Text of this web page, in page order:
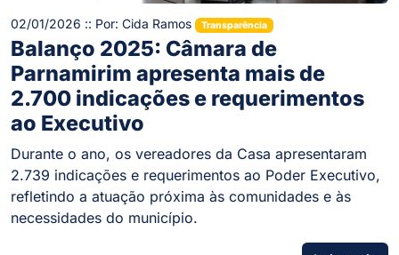
02/01/2026 :: Por: Cida Ramos Transparência
Balanço 2025: Câmara de
Parnamirim apresenta mais de
2.700 indicações e requerimentos
ao Executivo
Durante o ano, os vereadores da Casa apresentaram
2.739 indicações e requerimentos ao Poder Executivo,
refletindo a atuação próxima às comunidades e às
necessidades do município.